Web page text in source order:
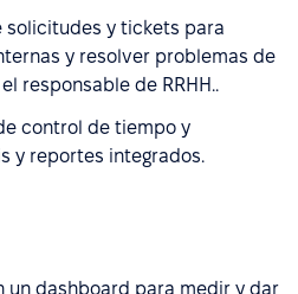
solicitudes y tickets para
y resolver problemas de
responsable de RRHH..
control de tiempo y
y reportes integrados.
un dashboard para medir y dar